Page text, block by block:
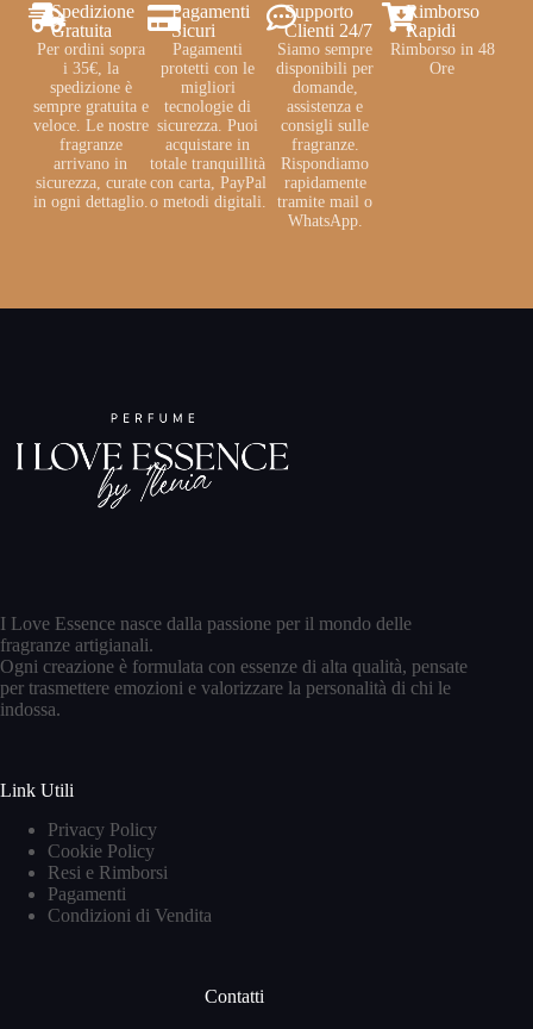
Spedizione
Gratuita
Per ordini sopra
i 35€, la
spedizione è
sempre gratuita e
veloce. Le nostre
fragranze
arrivano in
sicurezza, curate
in ogni dettaglio.
Pagamenti
Sicuri
Pagamenti
protetti con le
migliori
tecnologie di
sicurezza. Puoi
acquistare in
totale tranquillità
con carta, PayPal
o metodi digitali.
Supporto
Clienti 24/7
Siamo sempre
disponibili per
domande,
assistenza e
consigli sulle
fragranze.
Rispondiamo
rapidamente
tramite mail o
WhatsApp.
Rimborso
Rapidi
Rimborso in 48
Ore
I Love Essence nasce dalla passione per il mondo delle
fragranze artigianali.
Ogni creazione è formulata con essenze di alta qualità, pensate
per trasmettere emozioni e valorizzare la personalità di chi le
indossa.
Link Utili
Privacy Policy
Cookie Policy
Resi e Rimborsi
Pagamenti
Condizioni di Vendita
Contatti